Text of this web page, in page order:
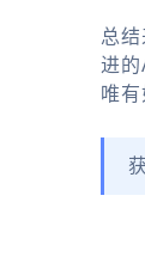
总
进的
唯